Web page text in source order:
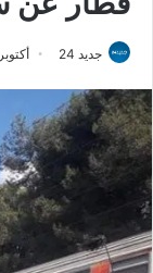
جديد 24 أكتوبر 16, 2019